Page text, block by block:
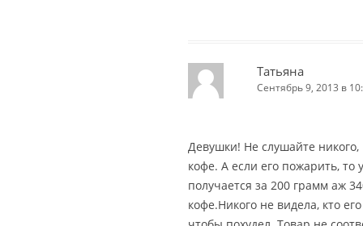
Татьяна
Сентябрь 9, 2013 в
Девушки! Не слушайте
кофе. А если его пожарить, то
получается за 200 грамм аж
кофе.Никого не видела, кто